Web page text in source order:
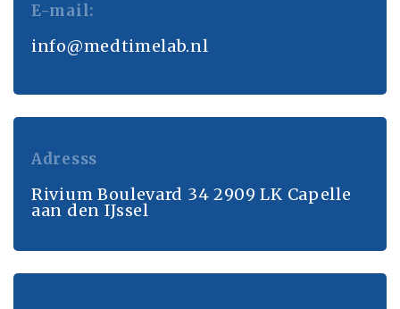
E-mail:
info@medtimelab.nl
Adresss
Rivium Boulevard 34 2909 LK Capelle
aan den IJssel